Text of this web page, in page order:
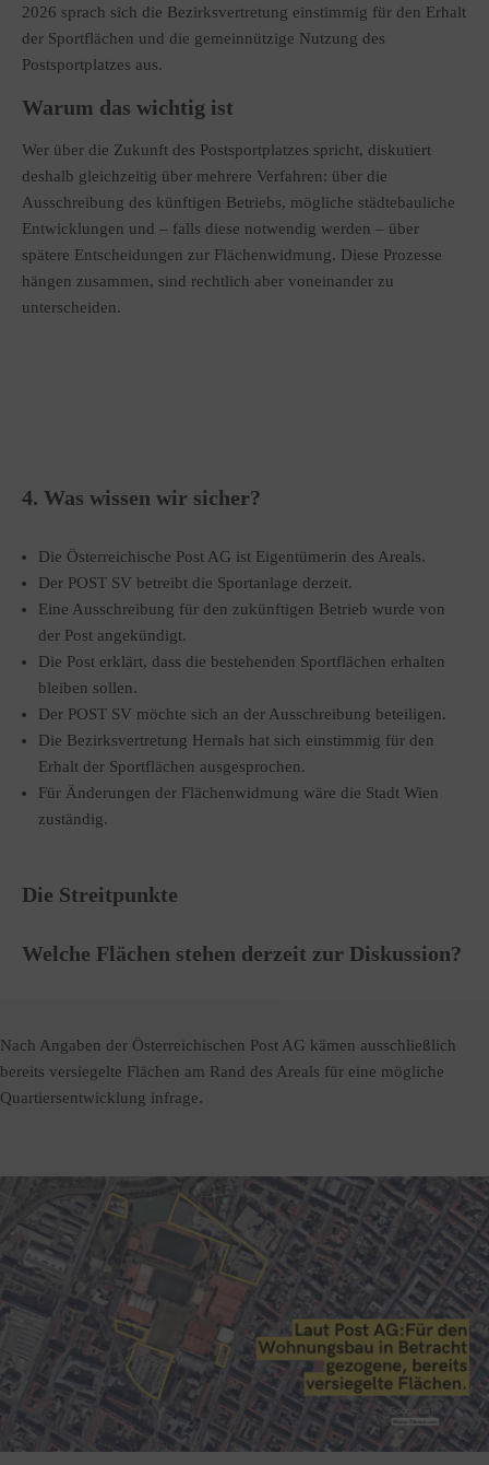
2026 sprach sich die Bezirksvertretung einstimmig für den Erhalt
der Sportflächen und die gemeinnützige Nutzung des
Postsportplatzes aus.
Warum das wichtig ist
Wer über die Zukunft des Postsportplatzes spricht, diskutiert
deshalb gleichzeitig über mehrere Verfahren: über die
Ausschreibung des künftigen Betriebs, mögliche städtebauliche
Entwicklungen und – falls diese notwendig werden – über
spätere Entscheidungen zur Flächenwidmung. Diese Prozesse
hängen zusammen, sind rechtlich aber voneinander zu
unterscheiden.
4. Was wissen wir sicher?
Die Österreichische Post AG ist Eigentümerin des Areals.
Der POST SV betreibt die Sportanlage derzeit.
Eine Ausschreibung für den zukünftigen Betrieb wurde von
der Post angekündigt.
Die Post erklärt, dass die bestehenden Sportflächen erhalten
bleiben sollen.
Der POST SV möchte sich an der Ausschreibung beteiligen.
Die Bezirksvertretung Hernals hat sich einstimmig für den
Erhalt der Sportflächen ausgesprochen.
Für Änderungen der Flächenwidmung wäre die Stadt Wien
zuständig.
Die Streitpunkte
Welche Flächen stehen derzeit zur Diskussion?
Nach Angaben der Österreichischen Post AG kämen ausschließlich
bereits versiegelte Flächen am Rand des Areals für eine mögliche
Quartiersentwicklung infrage.